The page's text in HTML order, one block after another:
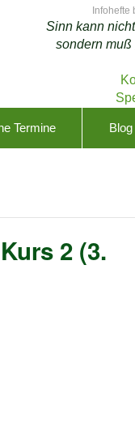
Infohefte
Sinn kann
sondern muß
Termine Blog
2 (3.